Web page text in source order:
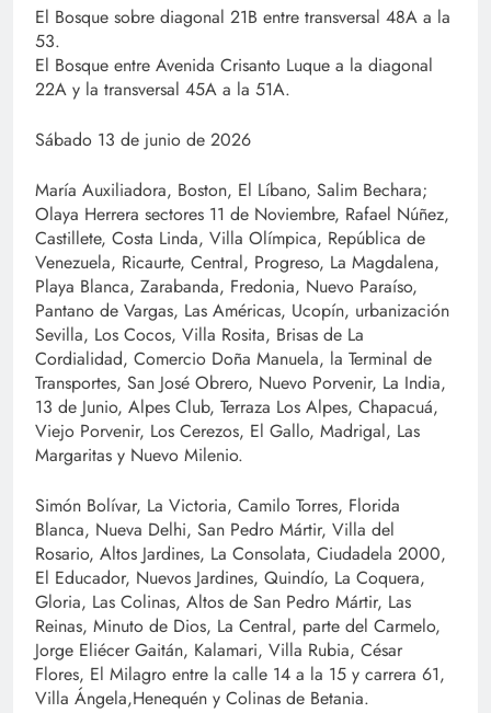
El Bosque sobre diagonal 21B entre transversal 48A a la
53.
El Bosque entre Avenida Crisanto Luque a la diagonal
22A y la transversal 45A a la 51A.
Sábado 13 de junio de 2026
María Auxiliadora, Boston, El Líbano, Salim Bechara;
Olaya Herrera sectores 11 de Noviembre, Rafael Núñez,
Castillete, Costa Linda, Villa Olímpica, República de
Venezuela, Ricaurte, Central, Progreso, La Magdalena,
Playa Blanca, Zarabanda, Fredonia, Nuevo Paraíso,
Pantano de Vargas, Las Américas, Ucopín, urbanización
Sevilla, Los Cocos, Villa Rosita, Brisas de La
Cordialidad, Comercio Doña Manuela, la Terminal de
Transportes, San José Obrero, Nuevo Porvenir, La India,
13 de Junio, Alpes Club, Terraza Los Alpes, Chapacuá,
Viejo Porvenir, Los Cerezos, El Gallo, Madrigal, Las
Margaritas y Nuevo Milenio.
Simón Bolívar, La Victoria, Camilo Torres, Florida
Blanca, Nueva Delhi, San Pedro Mártir, Villa del
Rosario, Altos Jardines, La Consolata, Ciudadela 2000,
El Educador, Nuevos Jardines, Quindío, La Coquera,
Gloria, Las Colinas, Altos de San Pedro Mártir, Las
Reinas, Minuto de Dios, La Central, parte del Carmelo,
Jorge Eliécer Gaitán, Kalamari, Villa Rubia, César
Flores, El Milagro entre la calle 14 a la 15 y carrera 61,
Villa Ángela,Henequén y Colinas de Betania.